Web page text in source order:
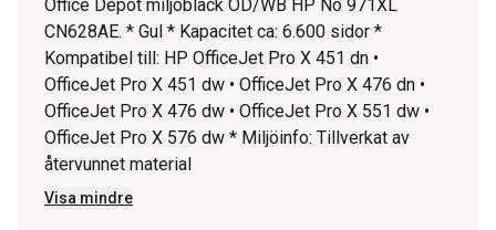
Office Depot miljöbläck OD/WB HP No 971XL
CN628AE. * Gul * Kapacitet ca: 6.600 sidor *
Kompatibel till: HP OfficeJet Pro X 451 dn •
OfficeJet Pro X 451 dw • OfficeJet Pro X 476 dn •
OfficeJet Pro X 476 dw • OfficeJet Pro X 551 dw •
OfficeJet Pro X 576 dw * Miljöinfo: Tillverkat av
återvunnet material
Visa mindre